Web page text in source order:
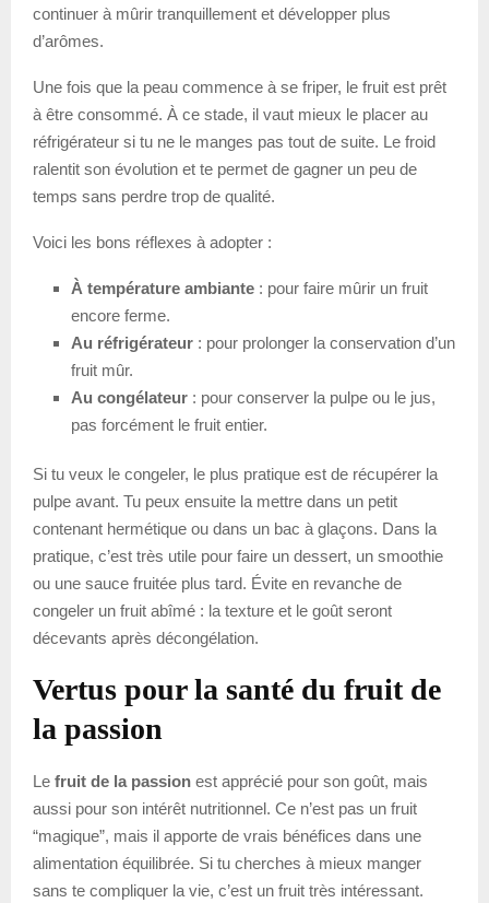
continuer à mûrir tranquillement et développer plus
d’arômes.
Une fois que la peau commence à se friper, le fruit est prêt
à être consommé. À ce stade, il vaut mieux le placer au
réfrigérateur si tu ne le manges pas tout de suite. Le froid
ralentit son évolution et te permet de gagner un peu de
temps sans perdre trop de qualité.
Voici les bons réflexes à adopter :
À température ambiante : pour faire mûrir un fruit
encore ferme.
Au réfrigérateur : pour prolonger la conservation d’un
fruit mûr.
Au congélateur : pour conserver la pulpe ou le jus,
pas forcément le fruit entier.
Si tu veux le congeler, le plus pratique est de récupérer la
pulpe avant. Tu peux ensuite la mettre dans un petit
contenant hermétique ou dans un bac à glaçons. Dans la
pratique, c’est très utile pour faire un dessert, un smoothie
ou une sauce fruitée plus tard. Évite en revanche de
congeler un fruit abîmé : la texture et le goût seront
décevants après décongélation.
Vertus pour la santé du fruit de
la passion
Le fruit de la passion est apprécié pour son goût, mais
aussi pour son intérêt nutritionnel. Ce n’est pas un fruit
“magique”, mais il apporte de vrais bénéfices dans une
alimentation équilibrée. Si tu cherches à mieux manger
sans te compliquer la vie, c’est un fruit très intéressant.